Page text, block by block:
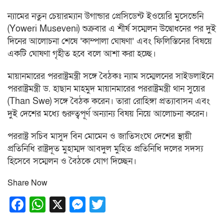
ন্যামের নতুন চেয়ারম্যান উগান্ডার প্রেসিডেন্ট ইওয়েরি মুসেভেনি
(Yoweri Museveni) শুক্রবার এ শীর্ষ সম্মেলন উদ্বোধনের পর দুই
দিনের আলোচনা শেষে ‘কাম্পালা ঘোষণা’ এবং ফিলিস্তিনের বিষয়ে
একটি ঘোষণা গৃহীত হবে বলে আশা করা হচ্ছে।
মায়ানমারের পররাষ্ট্রমন্ত্রী সঙ্গে বৈঠকঃ ন্যাম সম্মেলনের সাইডলাইনে
পররাষ্ট্রমন্ত্রী ড. হাছান মাহমুদ মায়ানমারের পররাষ্ট্রমন্ত্রী থান সুয়ের
(Than Swe) সঙ্গে বৈঠক করেন। তারা রোহিঙ্গা প্রত্যাবাসন এবং
দুই দেশের মধ্যে গুরুত্বপূর্ণ অন্যান্য বিষয় নিয়ে আলোচনা করেন।
পররাষ্ট্র সচিব মাসুদ বিন মোমেন ও জাতিসংঘে দেশের স্থায়ী
প্রতিনিধি রাষ্ট্রদূত মুহাম্মদ আবদুল মুহিত প্রতিনিধি দলের সদস্য
হিসেবে সম্মেলন ও বৈঠকে যোগ দিচ্ছেন।
Share Now
Facebook
WhatsApp
X Messenger